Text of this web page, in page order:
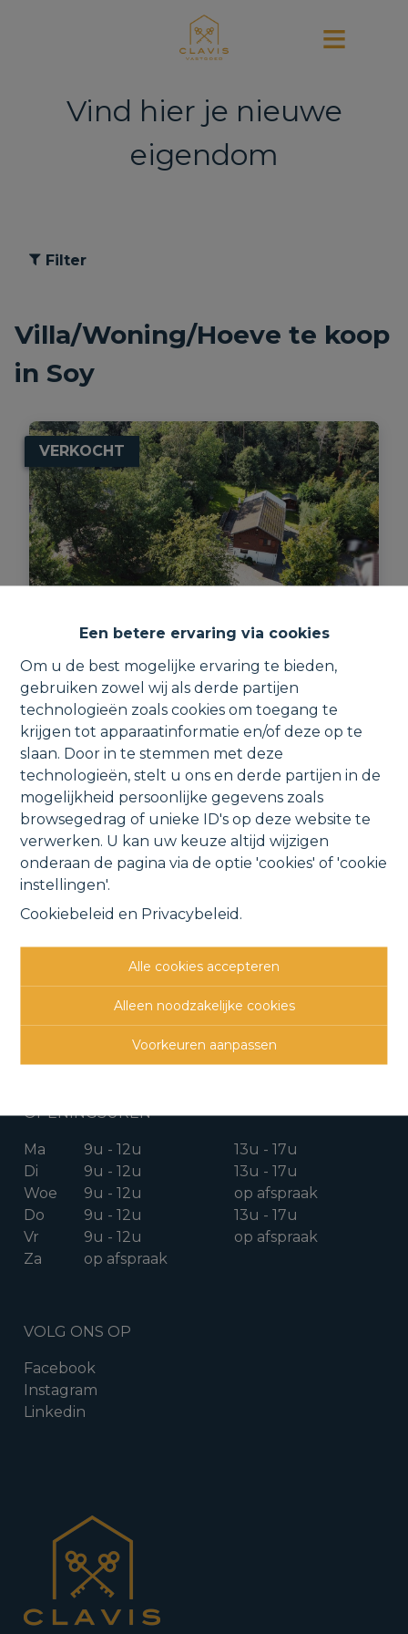
Een betere ervaring via cookies
Om u de best mogelijke ervaring te bieden,
gebruiken zowel wij als derde partijen
technologieën zoals cookies om toegang te
krijgen tot apparaatinformatie en/of deze op te
slaan. Door in te stemmen met deze
technologieën, stelt u ons en derde partijen in de
mogelijkheid persoonlijke gegevens zoals
browsegedrag of unieke ID's op deze website te
verwerken. U kan uw keuze altijd wijzigen
onderaan de pagina via de optie 'cookies' of 'cookie
instellingen'.
Cookiebeleid en Privacybeleid.
Alle cookies accepteren
Alleen noodzakelijke cookies
Voorkeuren aanpassen
Vind hier je nieuwe
eigendom
Filter
Villa/Woning/Hoeve te koop
in Soy
VERKOCHT
Vakantiewoning met 3 slaapkamers,
inpandige garage en tuin.
Rue des Chênes 10, 6997 Soy
3 1 1 105 m² 737 m²
CONTACTGEGEVENS
info@clavisvastgoed.be
OPENINGSUREN
Ma 9u - 12u
13u - 17u
Di
9u - 12u
13u - 17u
Woe
9u - 12u
op afspraak
Do
9u - 12u
13u - 17u
Vr
9u - 12u
op afspraak
Za
op afspraak
VOLG ONS OP
Facebook
Instagram
Linkedin